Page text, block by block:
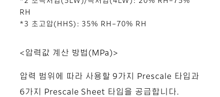
RH
*3 초고압(HHS): 35% RH–70% RH
<압력값 계산 방법(MPa)>
압력 범위에 따라 사용할 9가지 Prescale 타입과
6가지 Prescale Sheet 타입을 공급합니다.